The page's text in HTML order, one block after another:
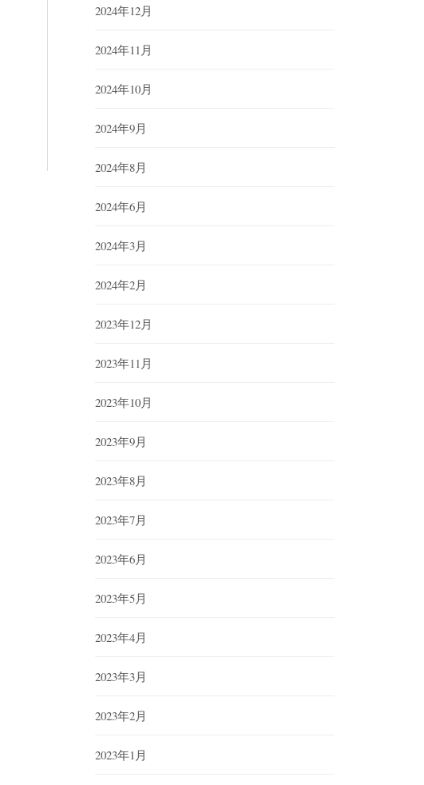
2024年12月
2024年11月
2024年10月
2024年9月
2024年8月
2024年6月
2024年3月
2024年2月
2023年12月
2023年11月
2023年10月
2023年9月
2023年8月
2023年7月
2023年6月
2023年5月
2023年4月
2023年3月
2023年2月
2023年1月